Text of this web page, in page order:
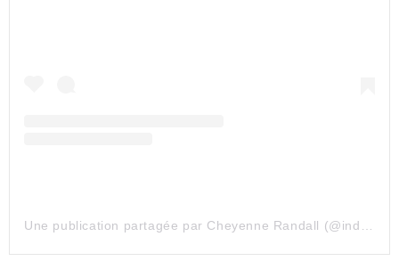
Une publication partagée par Cheyenne Randall (@indiangiver)